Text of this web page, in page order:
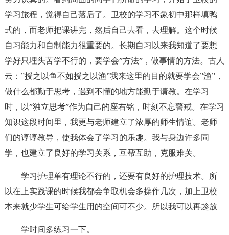
学习旅程，觉得自己落后了。卫校的学习不象初中那样填鸭
式的，而老师把课讲完，然后自己去看，去理解。这个时候
自习能力和自制能力很重要的。长期自习以来我知道了要想
学好只埋头苦学不行的，要学会”方法”，做事情的方法。古人
云：”授之以鱼不如授之以渔”我来这里的目的就要学会”渔”，
做什么都勤于思考，遇到不懂的地方能勤于请教。在学习
时，以”独立思考”作为自己的座右铭，时刻不忘警戒。在学习
知识这段时间里，我更与老师建立了浓厚的师生情谊。老师
们的谆谆教导，使我体会了学习的乐趣。我与身边许多同
学，也建立了良好的学习关系，互帮互助，克服难关。
学习护理单有理论不行的，还要有良好的护理技术。所
以在上实践课的时候我都会争取机会多操作几次，加上卫校
本来就少学生可给学生用的空间可不少。所以我可以再趁放
学时间多练习一下。